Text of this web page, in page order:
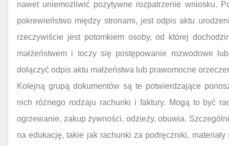
nawet uniemożliwić pozytywne rozpatrzenie wniosku.
pokrewieństwo między stronami, jest odpis aktu
rzeczywiście jest potomkiem osoby, od której
małżeństwem i toczy się postępowanie rozwodowe
dołączyć odpis aktu małżeństwa lub prawomocne
Kolejną grupą dokumentów są te potwierdzające
nich różnego rodzaju rachunki i faktury. Mogą to być
ogrzewanie, zakup żywności, odzieży, obuwia.
na edukację, takie jak rachunki za podręczniki,